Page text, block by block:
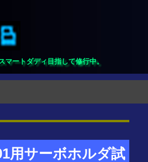
ートダディ目指して修行中。
用サーボホルダ試